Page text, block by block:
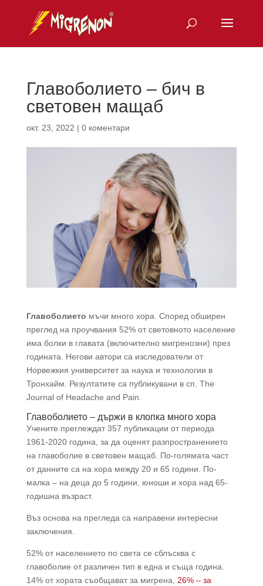
Главоболието – бич в
световен мащаб
окт. 23, 2022 | 0 коментари
Главоболието мъчи много хора. Според обширен
преглед на проучвания 52% от световното население
има болки в главата (включително мигренозни) през
годината. Негови автори са изследователи от
Норвежкия университет за наука и технологии в
Тронхайм. Резултатите са публикувани в сп. The
Journal of Headache and Pain.
Главоболието – държи в клопка много хора
Учените преглеждат 357 публикации от периода
1961-2020 година, за да оценят разпространението
на главоболие в световен мащаб. По-голямата част
от данните са на хора между 20 и 65 години. По-
малка – на деца до 5 години, юноши и хора над 65-
годишна възраст.
Въз основа на прегледа са направени интересни
заключения.
52% от населението по света се сблъсква с
главоболие от различен тип в една и съща година.
14% от хората съобщават за мигрена, 26% – за